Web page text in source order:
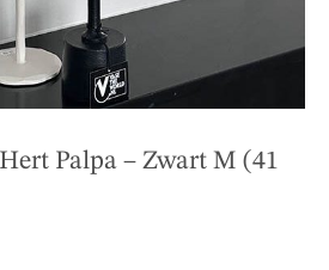
Palpa – Zwart M (41